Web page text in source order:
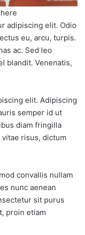
adipiscing elit. Odio
eu, arcu, turpis.
ac. Sed leo
blandit. Venenatis,
elit. Adipiscing
semper id ut
diam fringilla
risus, dictum
convallis nullam
nunc aenean
sit purus
proin etiam